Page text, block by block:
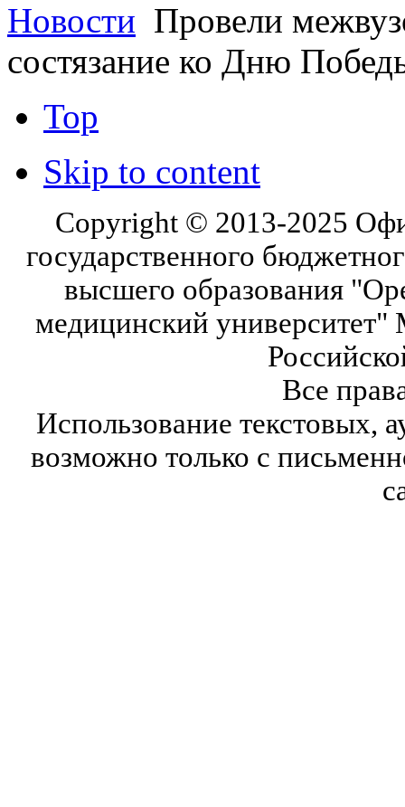
Новости Провели
состязание ко Дню
Top
Skip to content
Copyright © 2013-2025
государственного
высшего образования
медицинский университет"
Все
Использование текстовых,
возможно только с